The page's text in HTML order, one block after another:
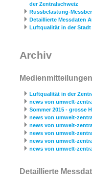
der Zentralschweiz
Russbelastung-
Detaillierte Messdaten
Luftqualität in der Stadt
Archiv
Medienmitteilungen
Luftqualität in der
news von umwelt-
Sommer 2015 - grosse
news von umwelt-
news von umwelt-
news von umwelt-
news von umwelt-
news von umwelt-
Detaillierte